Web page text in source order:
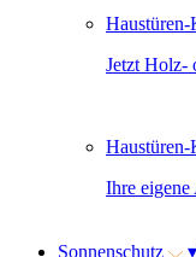
Jetzt Holz-
Ihre
Sonnenschutz ▾